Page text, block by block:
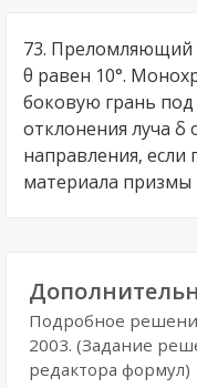
73. Преломляющий
θ равен 10°.
боковую грань под
отклонения луча δ
направления, если
материала призмы
Подробное
2003. (Задание
редактора формул)